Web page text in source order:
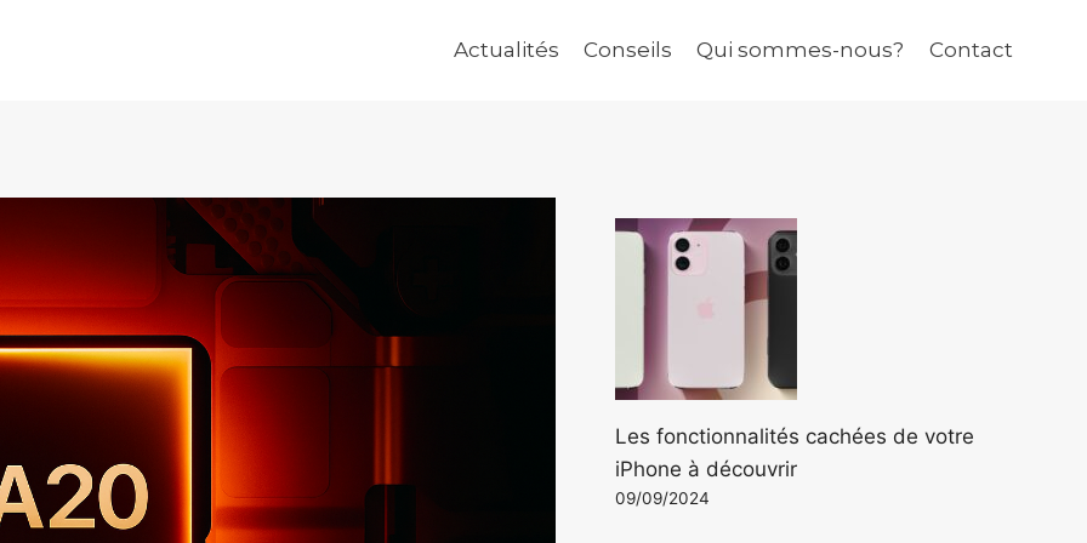
Actualités Conseils Qui sommes-nous? Contact
Les fonctionnalités cachées de votre
iPhone à découvrir
09/09/2024